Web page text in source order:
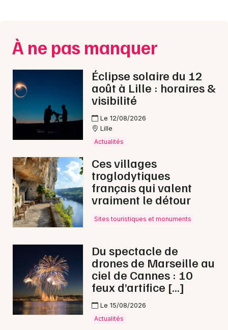
Spectacles
Concerts
Sports
Soirées
Sorties famille
Expos
Sorties & loisirs
Soirées dans le Nord
Soirées dans les Hauts-de-France
Nantes
Nice
Paris
Strasbourg
Toulouse
À ne pas manquer
Éclipse solaire du 12
août à Lille : horaires &
visibilité
Le 12/08/2026
Lille
Actualités
Ces villages
troglodytiques
français qui valent
vraiment le détour
Sites touristiques et monuments
Du spectacle de
drones de Marseille au
ciel de Cannes : 10
feux d’artifice […]
Le 15/08/2026
Actualités